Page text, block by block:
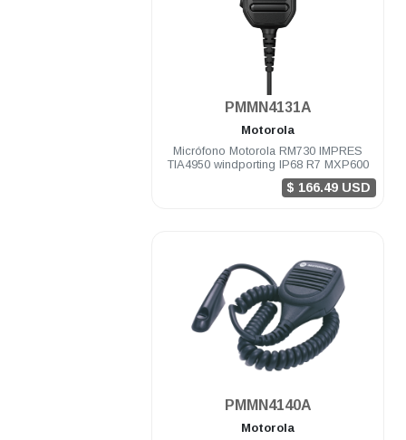
PMMN4131A
Motorola
Micrófono Motorola RM730 IMPRES
TIA4950 windporting IP68 R7 MXP600
$ 166.49 USD
PMMN4140A
Motorola